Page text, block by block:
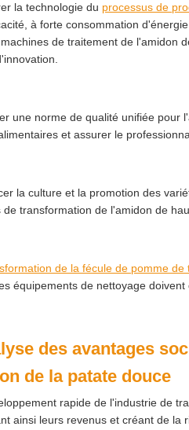
la technologie du processus de
à forte consommation
de traitement de l'amidon
une norme de qualité unifiée pour
et assurer le
la culture et la promotion des
de transformation de l'amidon de
de la fécule de pomme de
équipements de nettoyage
des avantages
de la patate douce
rapide de l'industrie de
ainsi leurs revenus et créant de la